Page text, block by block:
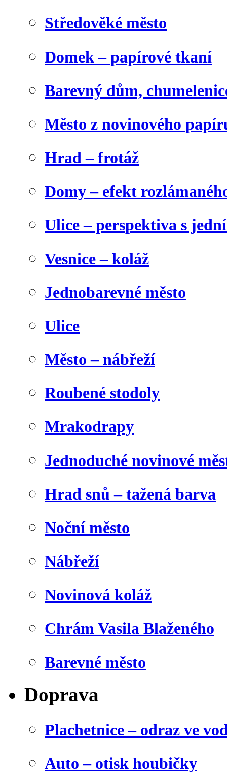
Středověké město
Domek – papírové tkaní
Barevný dům,
Město z novinového
Hrad – frotáž
Domy – efekt
Ulice – perspektiva s
Vesnice – koláž
Jednobarevné město
Ulice
Město – nábřeží
Roubené stodoly
Mrakodrapy
Jednoduché novinové
Hrad snů – tažená barva
Noční město
Nábřeží
Novinová koláž
Chrám Vasila Blaženého
Barevné město
Doprava
Plachetnice – odraz ve
Auto – otisk houbičky